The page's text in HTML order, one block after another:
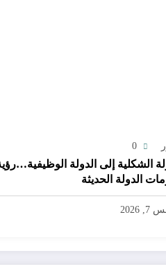
0
الشكلية إلى الدولة
الدولة الحديثة